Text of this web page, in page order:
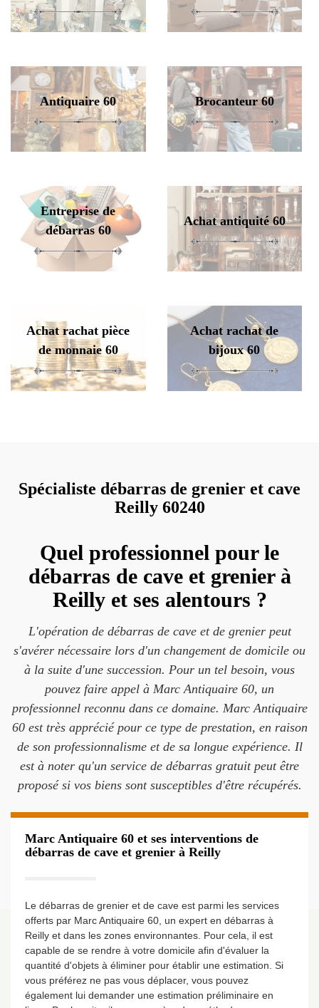
Antiquaire 60 Brocanteur 60
Entreprise de
débarras 60
Achat antiquité 60
Achat rachat pièce
de monnaie 60
Achat rachat de
bijoux 60
Spécialiste débarras de grenier et cave
Reilly 60240
Quel professionnel pour le
débarras de cave et grenier à
Reilly et ses alentours ?
L'opération de débarras de cave et de grenier peut
s'avérer nécessaire lors d'un changement de domicile ou
à la suite d'une succession. Pour un tel besoin, vous
pouvez faire appel à Marc Antiquaire 60, un
professionnel reconnu dans ce domaine. Marc Antiquaire
60 est très apprécié pour ce type de prestation, en raison
de son professionnalisme et de sa longue expérience. Il
est à noter qu'un service de débarras gratuit peut être
proposé si vos biens sont susceptibles d'être récupérés.
Marc Antiquaire 60 et ses interventions de
débarras de cave et grenier à Reilly
Le débarras de grenier et de cave est parmi les services
offerts par Marc Antiquaire 60, un expert en débarras à
Reilly et dans les zones environnantes. Pour cela, il est
capable de se rendre à votre domicile afin d'évaluer la
quantité d'objets à éliminer pour établir une estimation. Si
vous préférez ne pas vous déplacer, vous pouvez
également lui demander une estimation préliminaire en